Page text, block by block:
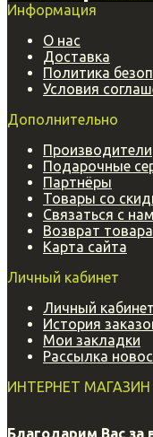
Информация
О нас
Доставка
Политика
Условия
Дополнительно
Производители
Подарочные
Партнёры
Товары со
Связаться с
Возврат товара
Карта сайта
Личный кабинет
Личный кабинет
История
Мои закладки
Рассылка
ИНТЕРНЕТ
Благодарим Вас